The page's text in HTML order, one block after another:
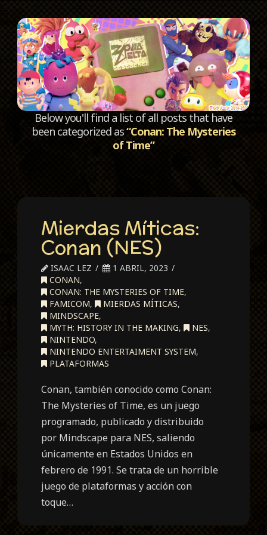
Below you'll find a list of all posts that have
been categorized as“Conan: The Mysteries
of Time”
Mierdas Míticas:
Conan (NES)
ISAAC LEZ
1 ABRIL, 2023
CONAN,
CONAN: THE MYSTERIES OF TIME,
FAMICOM, MIERDAS MÍTICAS,
MINDSCAPE,
MYTH: HISTORY IN THE MAKING, NES,
NINTENDO,
NINTENDO ENTERTAIMENT SYSTEM,
PLATAFORMAS
Conan, también conocido como Conan:
The Mysteries of Time, es un juego
programado, publicado y distribuido
por Mindscape para NES, saliendo
únicamente en Estados Unidos en
febrero de 1991. Se trata de un horrible
juego de plataformas y acción con
toque…